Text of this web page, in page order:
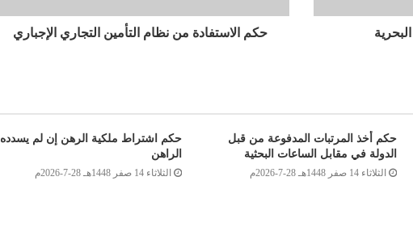
حكم الاستفادة من نظام التأمين التجاري الإجباري
حكم أخذ المرتبات المدفوعة من قبل
الدولة في مقابل الساعات البحثية
الثلاثاء 14 صفر 1448هـ 28-7-2026م
حكم اشتراط ملكية الرهن إن لم يسدده
الراهن
الثلاثاء 14 صفر 1448هـ 28-7-2026م